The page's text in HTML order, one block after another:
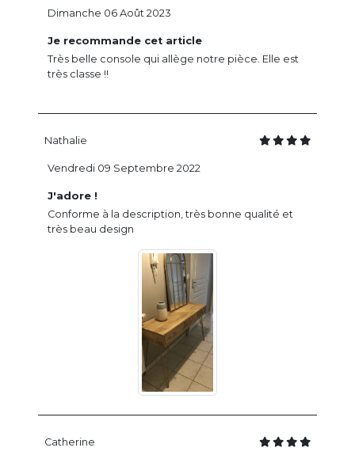
Je recommande cet article
Très belle console qui allège notre pièce. Elle est
très classe !!
Dimanche 06 Août 2023
Nathalie
J'adore !
Conforme à la description, très bonne qualité et
très beau design
Vendredi 09 Septembre 2022
Catherine